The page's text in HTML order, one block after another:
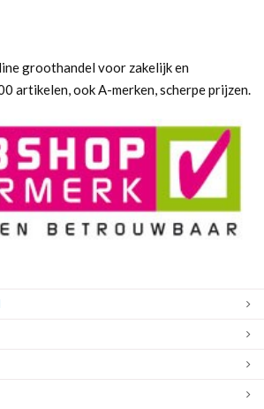
groothandel voor zakelijk en
artikelen, ook A-merken, scherpe prijzen.